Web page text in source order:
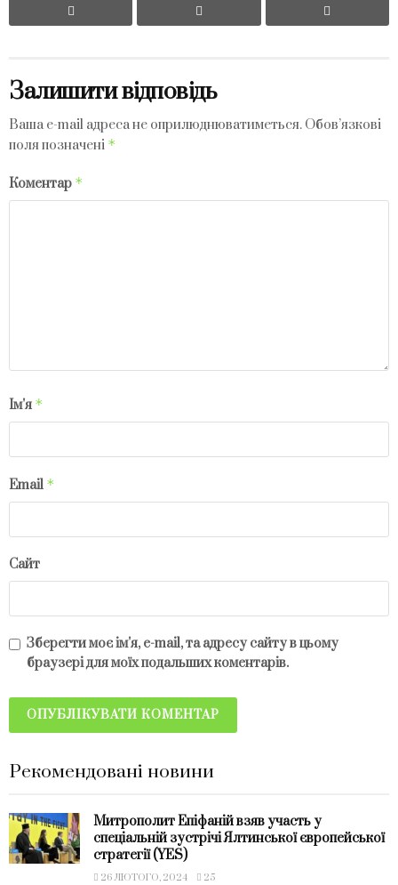
Залишити відповідь
Ваша e-mail адреса не оприлюднюватиметься. Обов’язкові
поля позначені *
Коментар *
Ім'я *
Email *
Сайт
Зберегти моє ім'я, e-mail, та адресу сайту в цьому
браузері для моїх подальших коментарів.
Рекомендовані новини
Митрополит Епіфаній взяв участь у
спеціальній зустрічі Ялтинської європейської
стратегії (YES)
26 ЛЮТОГО, 2024 25